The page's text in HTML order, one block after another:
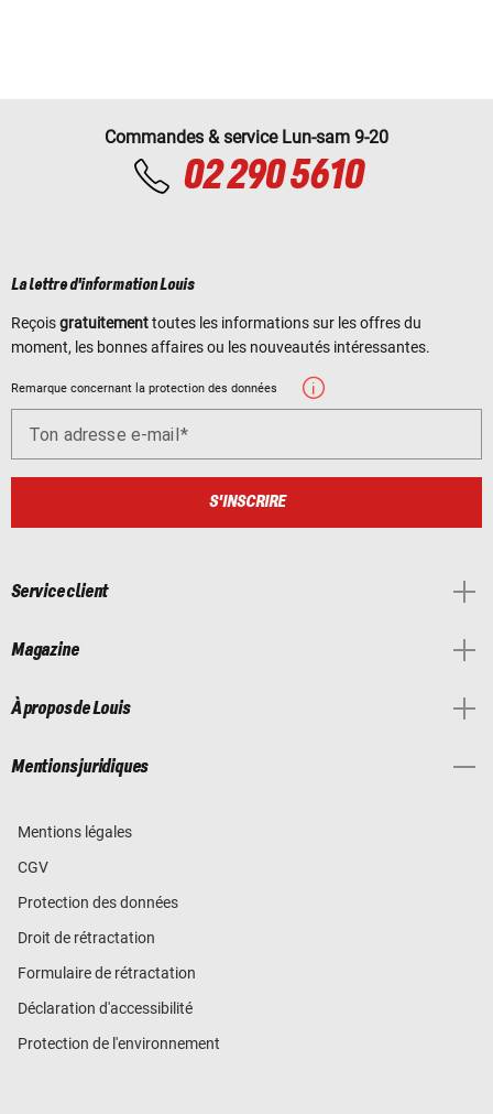
Commandes & service Lun-sam 9-20
02 290 5610
La lettre d'information Louis
Reçoisgratuitementtoutes les informations sur les offres du
moment, les bonnes affaires ou les nouveautés intéressantes.
Remarque concernant la protection des données
Ton adresse e-mail
S'INSCRIRE
Service client
Magazine
À propos de Louis
Mentions juridiques
Mentions légales
CGV
Protection des données
Droit de rétractation
Formulaire de rétractation
Déclaration d'accessibilité
Protection de l'environnement